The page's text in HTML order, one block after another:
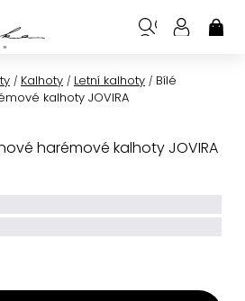
/ Kalhoty / Letní kalhoty / Bílé
kalhoty JOVIRA
harémové kalhoty JOVIRA